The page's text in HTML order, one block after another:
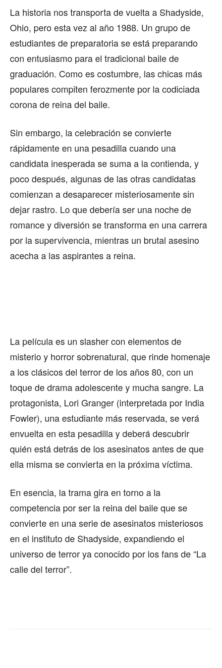
La historia nos transporta de vuelta a Shadyside,
Ohio, pero esta vez al año 1988. Un grupo de
estudiantes de preparatoria se está preparando
con entusiasmo para el tradicional baile de
graduación. Como es costumbre, las chicas más
populares compiten ferozmente por la codiciada
corona de reina del baile.
Sin embargo, la celebración se convierte
rápidamente en una pesadilla cuando una
candidata inesperada se suma a la contienda, y
poco después, algunas de las otras candidatas
comienzan a desaparecer misteriosamente sin
dejar rastro. Lo que debería ser una noche de
romance y diversión se transforma en una carrera
por la supervivencia, mientras un brutal asesino
acecha a las aspirantes a reina.
La película es un slasher con elementos de
misterio y horror sobrenatural, que rinde homenaje
a los clásicos del terror de los años 80, con un
toque de drama adolescente y mucha sangre. La
protagonista, Lori Granger (interpretada por India
Fowler), una estudiante más reservada, se verá
envuelta en esta pesadilla y deberá descubrir
quién está detrás de los asesinatos antes de que
ella misma se convierta en la próxima víctima.
En esencia, la trama gira en torno a la
competencia por ser la reina del baile que se
convierte en una serie de asesinatos misteriosos
en el instituto de Shadyside, expandiendo el
universo de terror ya conocido por los fans de “La
calle del terror”.